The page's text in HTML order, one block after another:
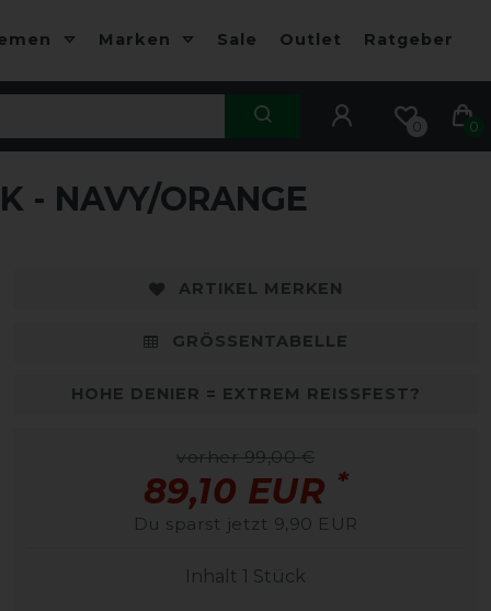
Marken Sale Outlet Ratgeber
0 0
- NAVY/ORANGE
ARTIKEL MERKEN
GRÖSSENTABELLE
HOHE DENIER = EXTREM REISSFEST?
vorher 99,00 €
89,10 EUR *
Du sparst jetzt 9,90 EUR
Inhalt 1 Stück